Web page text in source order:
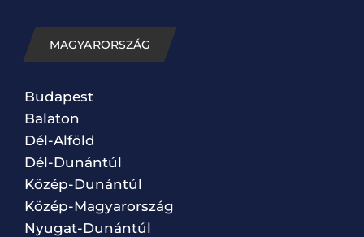
MAGYARORSZÁG
Budapest
Balaton
Dél-Alföld
Dél-Dunántúl
Közép-Dunántúl
Közép-Magyarország
Nyugat-Dunántúl